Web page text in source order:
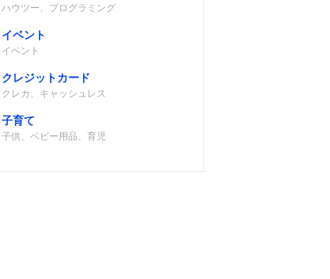
ハウツー、プログラミング
イベント
イベント
クレジットカード
クレカ、キャッシュレス
子育て
子供、ベビー用品、育児